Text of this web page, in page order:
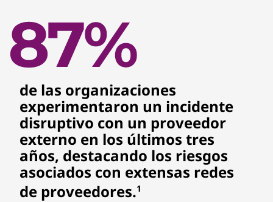
de las organizaciones
experimentaron un incidente
disruptivo con un proveedor
externo en los últimos tres
años, destacando los riesgos
asociados con extensas redes
de proveedores.1